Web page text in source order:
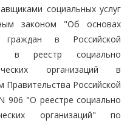
социальных услуг
законом "Об основах
граждан в Российской
в реестр социально
организаций в
Правительства Российской
906 "О реестре социально
организаций" по